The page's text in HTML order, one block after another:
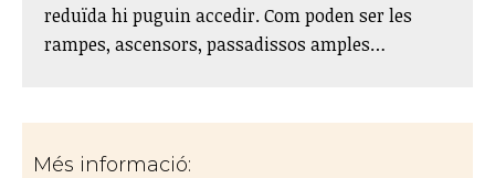
reduïda hi puguin accedir. Com poden ser les
rampes, ascensors, passadissos amples…
Més informació: